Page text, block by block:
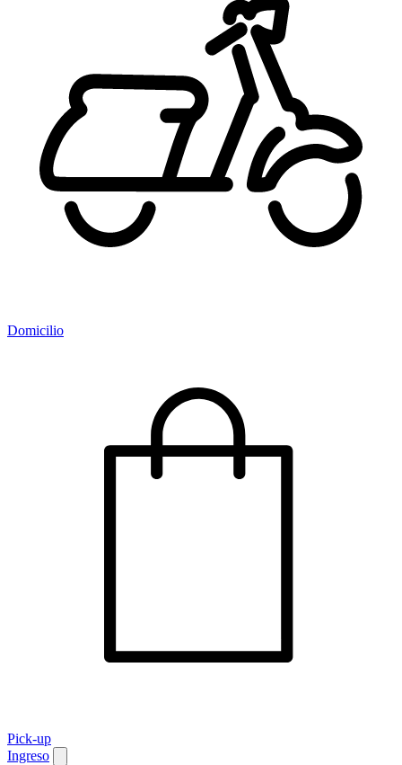
Domicilio
Pick-up
Ingreso